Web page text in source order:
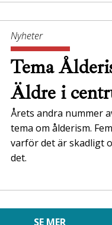
Nyheter
Tema
Äldre i
Årets andra nummer
tema om ålderism.
varför det är skadligt
det.
SE MER